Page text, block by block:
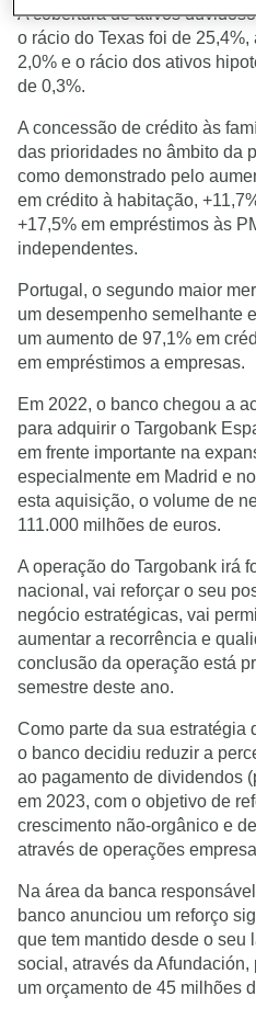
A cobertura de ativos
o rácio do Texas foi de
2,0% e o rácio dos ativos
de 0,3%.
A concessão de crédito às
das prioridades no âmbito da
como demonstrado pelo
em crédito à habitação,
+17,5% em empréstimos às
independentes.
Portugal, o segundo maior
um desempenho semelhante
um aumento de 97,1% em
em empréstimos a empresas.
Em 2022, o banco chegou a
para adquirir o Targobank
em frente importante na
especialmente em Madrid e
esta aquisição, o volume de
111.000 milhões de euros.
A operação do Targobank irá
nacional, vai reforçar o seu
negócio estratégicas, vai
aumentar a recorrência e
conclusão da operação está
semestre deste ano.
Como parte da sua estratégia
o banco decidiu reduzir a
ao pagamento de dividendos
em 2023, com o objetivo de
crescimento não-orgânico e
através de operações
Na área da banca
banco anunciou um reforço
que tem mantido desde o seu
social, através da
um orçamento de 45 milhões